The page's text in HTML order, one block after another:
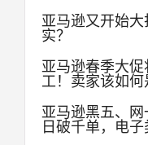
亚马逊又开始
实？
亚马逊春季大
工！卖家该如何
亚马逊黑五、
日破千单，电